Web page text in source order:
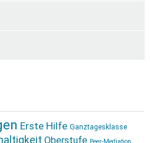
Erste Hilfe Ganztagesklasse
Oberstufe Peer-Mediation